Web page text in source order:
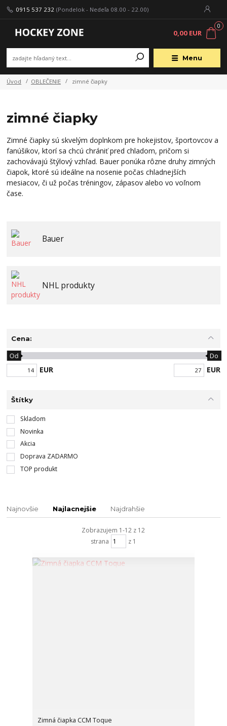
Menu
0915 537 232 (Pondelok - Nedeľa 08.00 - 22.00)
0
0,00 EUR
Úvod OBLEČENIE zimné čiapky
zimné čiapky
Zimné čiapky sú skvelým doplnkom pre hokejistov, športovcov a
fanúšikov, ktorí sa chcú chrániť pred chladom, pričom si
zachovávajú štýlový vzhľad. Bauer ponúka rôzne druhy zimných
čiapok, ktoré sú ideálne na nosenie počas chladnejších
mesiacov, či už počas tréningov, zápasov alebo vo voľnom
čase.
Bauer
NHL produkty
Cena:
EUR
Od Do
EUR
Štítky
Skladom
Novinka
Akcia
Doprava ZADARMO
TOP produkt
Najnovšie Najlacnejšie Najdrahšie
Zobrazujem 1-12 z 12
strana
z 1
Zimná čiapka CCM Toque